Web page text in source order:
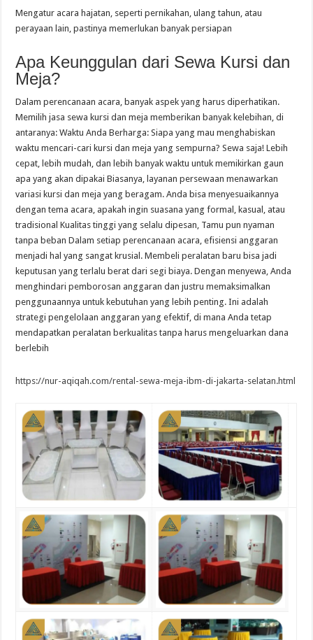
Mengatur acara hajatan, seperti pernikahan, ulang tahun, atau
perayaan lain, pastinya memerlukan banyak persiapan
Apa Keunggulan dari Sewa Kursi dan
Meja?
Dalam perencanaan acara, banyak aspek yang harus diperhatikan.
Memilih jasa sewa kursi dan meja memberikan banyak kelebihan, di
antaranya: Waktu Anda Berharga: Siapa yang mau menghabiskan
waktu mencari-cari kursi dan meja yang sempurna? Sewa saja! Lebih
cepat, lebih mudah, dan lebih banyak waktu untuk memikirkan gaun
apa yang akan dipakai Biasanya, layanan persewaan menawarkan
variasi kursi dan meja yang beragam. Anda bisa menyesuaikannya
dengan tema acara, apakah ingin suasana yang formal, kasual, atau
tradisional Kualitas tinggi yang selalu dipesan, Tamu pun nyaman
tanpa beban Dalam setiap perencanaan acara, efisiensi anggaran
menjadi hal yang sangat krusial. Membeli peralatan baru bisa jadi
keputusan yang terlalu berat dari segi biaya. Dengan menyewa, Anda
menghindari pemborosan anggaran dan justru memaksimalkan
penggunaannya untuk kebutuhan yang lebih penting. Ini adalah
strategi pengelolaan anggaran yang efektif, di mana Anda tetap
mendapatkan peralatan berkualitas tanpa harus mengeluarkan dana
berlebih
https://nur-aqiqah.com/rental-sewa-meja-ibm-di-jakarta-selatan.html